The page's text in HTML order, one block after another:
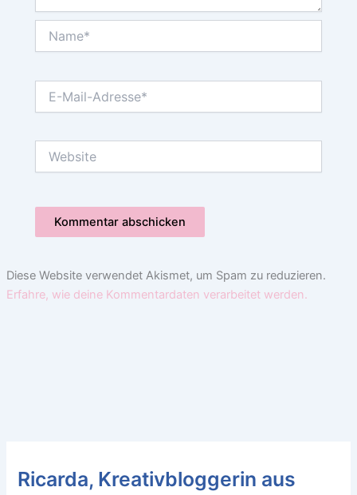
Mail-
Diese Website verwendet Akismet, um Spam zu reduzieren.
Erfahre, wie deine Kommentardaten verarbeitet werden.
Ricarda, Kreativbloggerin aus